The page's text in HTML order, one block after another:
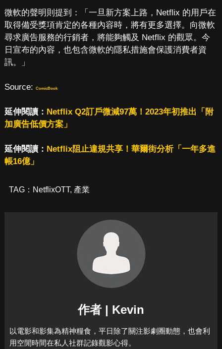
微軟的聲明則提到：「一旦新方案上路，Netflix 的用戶在
取得備受獎項肯定的各種內容時，將有更多選擇。向微軟
尋求廣告服務的行銷者，將能夠觸及 Netflix 的觀眾。今
日宣布的內容，也包含微軟的隱私措施會保護消費者資
訊。」
Source: ComicBook
延伸閱讀： Netflix Q2訂戶微減97萬！2023年初推出「附
加廣告低價方案」
延伸閱讀： Netflix阻止違規共享！華爾街分析「一年多進
帳16億」
TAG： NetflixOTT, 產業
作者 | Kevin
以電影和影集為精神糧食，平日除了關注影劇圈動態，也會利
用空閒時間在私人社群記錄觀影心得。